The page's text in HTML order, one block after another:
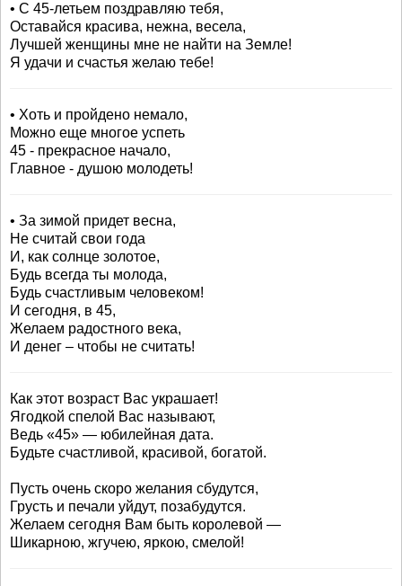
• С 45-летьем поздравляю тебя,
Оставайся красива, нежна, весела,
Лучшей женщины мне не найти на Земле!
Я удачи и счастья желаю тебе!
• Хоть и пройдено немало,
Можно еще многое успеть
45 - прекрасное начало,
Главное - душою молодеть!
• За зимой придет весна,
Не считай свои года
И, как солнце золотое,
Будь всегда ты молода,
Будь счастливым человеком!
И сегодня, в 45,
Желаем радостного века,
И денег – чтобы не считать!
Как этот возраст Вас украшает!
Ягодкой спелой Вас называют,
Ведь «45» — юбилейная дата.
Будьте счастливой, красивой, богатой.
Пусть очень скоро желания сбудутся,
Грусть и печали уйдут, позабудутся.
Желаем сегодня Вам быть королевой —
Шикарною, жгучею, яркою, смелой!